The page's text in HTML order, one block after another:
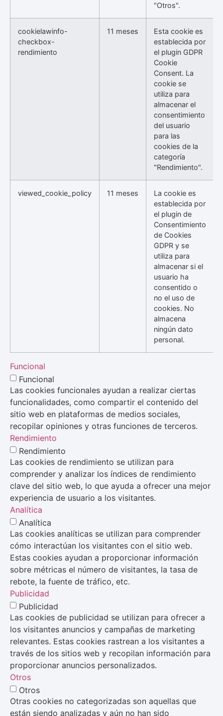
"Otros".
cookielawinfo-
checkbox-
rendimiento
11 meses
Esta cookie es
establecida por
el plugin GDPR
Cookie
Consent. La
cookie se
utiliza para
almacenar el
consentimiento
del usuario
para las
cookies de la
categoría
"Rendimiento".
viewed_cookie_policy 11 meses
La cookie es
establecida por
el plugin de
Consentimiento
de Cookies
GDPR y se
utiliza para
almacenar si el
usuario ha
consentido o
no el uso de
cookies. No
almacena
ningún dato
personal.
Funcional
Funcional
Las cookies funcionales ayudan a realizar ciertas
funcionalidades, como compartir el contenido del
sitio web en plataformas de medios sociales,
recopilar opiniones y otras funciones de terceros.
Rendimiento
Rendimiento
Las cookies de rendimiento se utilizan para
comprender y analizar los índices de rendimiento
clave del sitio web, lo que ayuda a ofrecer una mejor
experiencia de usuario a los visitantes.
Analítica
Analítica
Las cookies analíticas se utilizan para comprender
cómo interactúan los visitantes con el sitio web.
Estas cookies ayudan a proporcionar información
sobre métricas el número de visitantes, la tasa de
rebote, la fuente de tráfico, etc.
Publicidad
Publicidad
Las cookies de publicidad se utilizan para ofrecer a
los visitantes anuncios y campañas de marketing
relevantes. Estas cookies rastrean a los visitantes a
través de los sitios web y recopilan información para
proporcionar anuncios personalizados.
Otros
Otros
Otras cookies no categorizadas son aquellas que
están siendo analizadas y aún no han sido